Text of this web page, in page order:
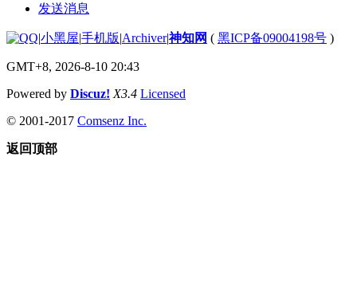
发送消息
|小黑屋|手机版|Archiver|神知网 ( 黑ICP备09004198号 )
GMT+8, 2026-8-10 20:43
Powered by Discuz! X3.4 Licensed
© 2001-2017 Comsenz Inc.
返回顶部